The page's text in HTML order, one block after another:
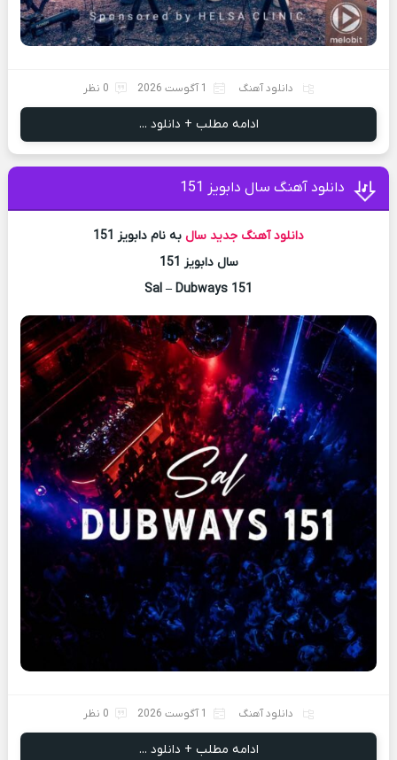
دانلود آهنگ 1 آگوست 2026 0 نظر
ادامه مطلب + دانلود ...
دانلود آهنگ سال دابویز 151
دانلود آهنگ جدید سال به نام دابویز 151
سال دابویز 151
Sal – Dubways 151
دانلود آهنگ 1 آگوست 2026 0 نظر
ادامه مطلب + دانلود ...